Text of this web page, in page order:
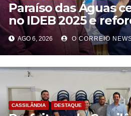
Paraíso das Águas
no IDEB 2025 e
compromisso com
pública de
AGO 6, 2026 O CORREIO
CASSILÂNDIA DESTAQUE